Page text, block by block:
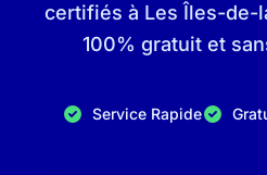
certifiés à Les Îles-de-
100% gratuit et
Service Rapide